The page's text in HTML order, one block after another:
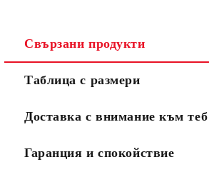
Свързани продукти
Таблица с размери
Доставка с внимание към теб
Гаранция и спокойствие